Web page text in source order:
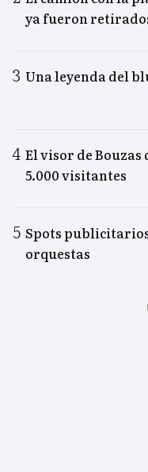
ya fueron
Una leyenda del
El visor de Bouzas
5.000 visitantes
Spots
orquestas